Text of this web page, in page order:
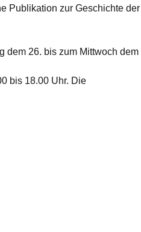
Publikation zur Geschichte
dem 26. bis zum Mittwoch
bis 18.00 Uhr. Die